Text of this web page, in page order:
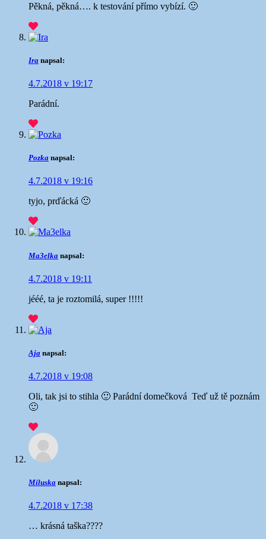
Pěkná, pěkná…. k testování přímo vybízí. 🙂
Ira napsal:
4.7.2018 v 19:17
Parádní.
Pozka napsal:
4.7.2018 v 19:16
tyjo, prďácká 🙂
Ma3elka napsal:
4.7.2018 v 19:11
jééé, ta je roztomilá, super !!!!!
Aja napsal:
4.7.2018 v 19:08
Oli, tak jsi to stihla 🙂 Parádní domečková Teď už tě poznám
🙂
Miluska napsal:
4.7.2018 v 17:38
… krásná taška????